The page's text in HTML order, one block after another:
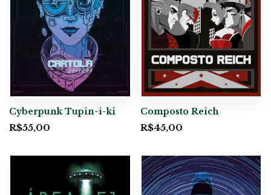
Cyberpunk Tupin-i-ki
R$55,00
Composto Reich
R$45,00